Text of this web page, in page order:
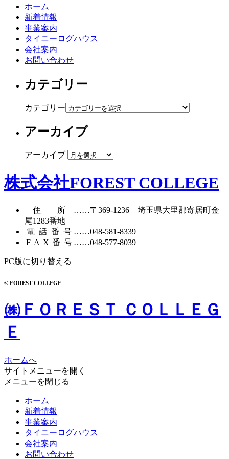
ホーム
新着情報
事業案内
タイニーログハウス
会社案内
お問い合わせ
カテゴリー
カテゴリー
アーカイブ
アーカイブ
株式会社FOREST COLLEGE
住所……〒369-1236 埼玉県大里郡寄居町金
尾1283番地
電話番号……048-581-8339
FAX番号……048-577-8039
PC版に切り替える
© FOREST COLLEGE
㈱ＦＯＲＥＳＴ ＣＯＬＬＥＧ
Ｅ
ホームへ
サイトメニューを開く
メニューを閉じる
ホーム
新着情報
事業案内
タイニーログハウス
会社案内
お問い合わせ